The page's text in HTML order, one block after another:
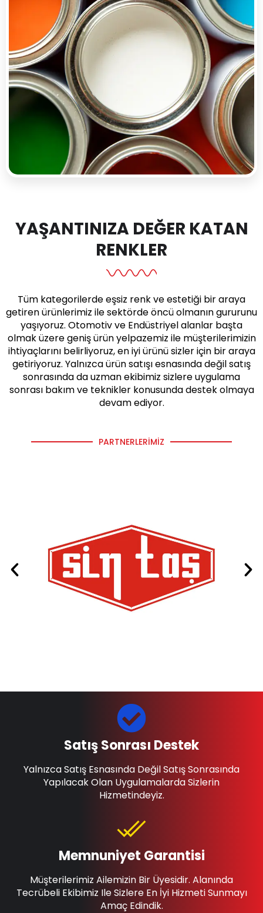
YAŞANTINIZA DEĞER KATAN
RENKLER
Tüm kategorilerde eşsiz renk ve estetiği bir araya
getiren ürünlerimiz ile sektörde öncü olmanın gururunu
yaşıyoruz. Otomotiv ve Endüstriyel alanlar başta
olmak üzere geniş ürün yelpazemiz ile müşterilerimizin
ihtiyaçlarını belirliyoruz, en iyi ürünü sizler için bir araya
getiriyoruz. Yalnızca ürün satışı esnasında değil satış
sonrasında da uzman ekibimiz sizlere uygulama
sonrası bakım ve teknikler konusunda destek olmaya
devam ediyor.
PARTNERLERIMIZ
Memnuniyet Garantisi
Müşterilerimiz Ailemizin Bir Üyesidir. Alanında
Tecrübeli Ekibimiz Ile Sizlere En İyi Hizmeti Sunmayı
Amaç Edindik.
Satış Sonrası Destek
Yalnızca Satış Esnasında Değil Satış Sonrasında
Yapılacak Olan Uygulamalarda Sizlerin
Hizmetindeyiz.